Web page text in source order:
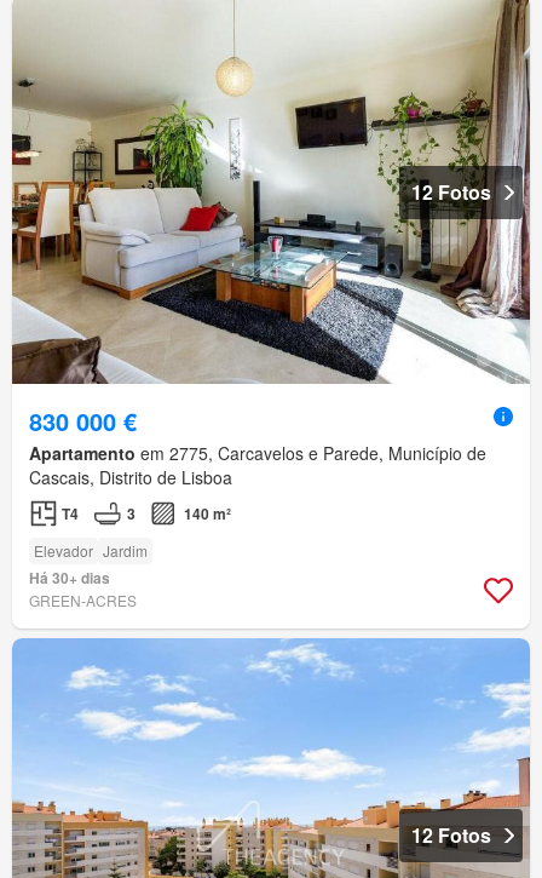
12 Fotos
830 000 €
Apartamento em 2775, Carcavelos e Parede, Município de
Cascais, Distrito de Lisboa
T4 3 140 m²
Elevador Jardim
Há 30+ dias
GREEN-ACRES
12 Fotos